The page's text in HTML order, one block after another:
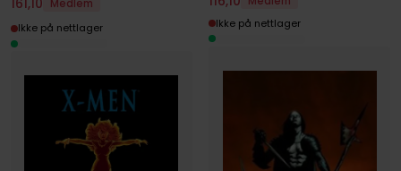
Medlem
Ikke på nettlager
Ikke på nettlager